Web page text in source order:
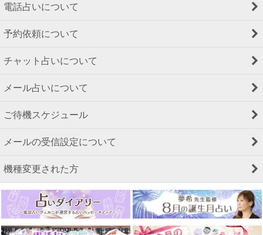
電話占いについて
予約依頼について
チャット占いについて
メール占いについて
ご待機スケジュール
メールの受信設定について
機種変更された方